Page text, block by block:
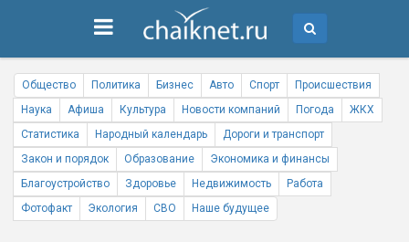
Общество Политика Бизнес Авто Спорт
Происшествия
Наука
Афиша Культура Новости компаний Погода
ЖКХ
Статистика
Народный календарь
Дороги и транспорт
Закон и порядок
Образование
Экономика и финансы
Благоустройство
Здоровье Недвижимость
Работа
Фотофакт
Экология СВО Наше будущее